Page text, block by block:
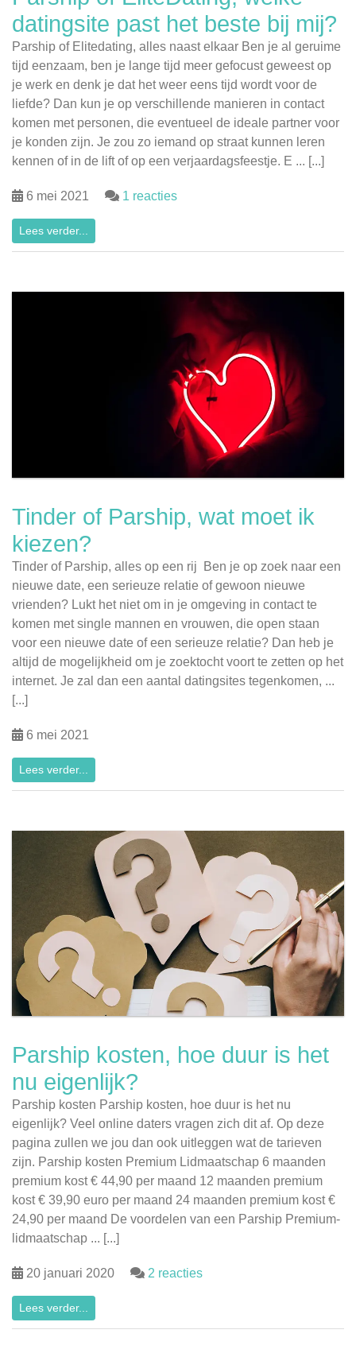
datingsite past het beste bij mij?
Parship of Elitedating, alles naast elkaar Ben je al geruime
tijd eenzaam, ben je lange tijd meer gefocust geweest op
je werk en denk je dat het weer eens tijd wordt voor de
liefde? Dan kun je op verschillende manieren in contact
komen met personen, die eventueel de ideale partner voor
je konden zijn. Je zou zo iemand op straat kunnen leren
kennen of in de lift of op een verjaardagsfeestje. E ... [...]
6 mei 2021 1 reacties
Lees verder...
Tinder of Parship, wat moet ik
kiezen?
Tinder of Parship, alles op een rij Ben je op zoek naar een
nieuwe date, een serieuze relatie of gewoon nieuwe
vrienden? Lukt het niet om in je omgeving in contact te
komen met single mannen en vrouwen, die open staan
voor een nieuwe date of een serieuze relatie? Dan heb je
altijd de mogelijkheid om je zoektocht voort te zetten op het
internet. Je zal dan een aantal datingsites tegenkomen, ...
[...]
6 mei 2021
Lees verder...
Parship kosten, hoe duur is het
nu eigenlijk?
Parship kosten Parship kosten, hoe duur is het nu
eigenlijk? Veel online daters vragen zich dit af. Op deze
pagina zullen we jou dan ook uitleggen wat de tarieven
zijn. Parship kosten Premium Lidmaatschap 6 maanden
premium kost € 44,90 per maand 12 maanden premium
kost € 39,90 euro per maand 24 maanden premium kost €
24,90 per maand De voordelen van een Parship Premium-
lidmaatschap ... [...]
20 januari 2020 2 reacties
Lees verder...